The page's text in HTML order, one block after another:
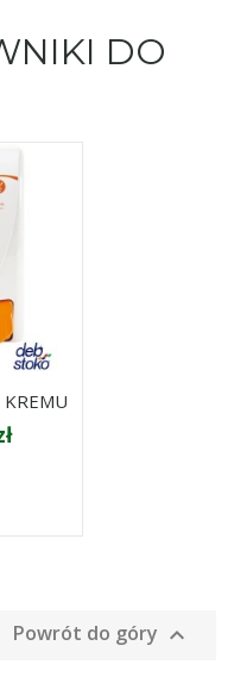
DO
Powrót do góry 